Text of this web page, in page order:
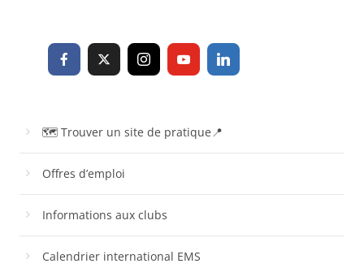
🗺 Trouver un site de pratique📍
Offres d’emploi
Informations aux clubs
Calendrier international EMS